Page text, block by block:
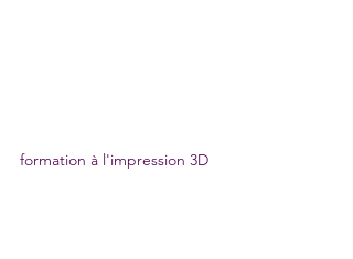
formation à l'impression 3D